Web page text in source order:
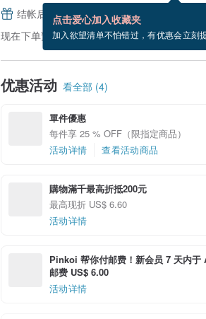
点击爱心加入收藏夹
加入欲望清单不怕错过，有优惠会立刻
结帐后填写并分享，免费帮你寄送电子贺
现在下单预估 8/22~8/27 到货。
优惠活动 看全部 (4)
單件優惠
每件享 25 % OFF（限指定商品）
活动详情
查看活动商品
購物滿千最高折抵200元
最高现折 US$ 6.60
活动详情
Pinkoi 帮你付邮费！新会员 7 天内于
邮费 US$ 6.00
活动详情